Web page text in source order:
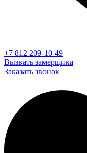
+7 812 209-10-49
Вызвать замерщика
Заказать звонок